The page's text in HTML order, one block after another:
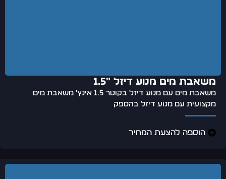
משאבת מים מנוע דיזל "1.5
משאבת מים עם מנוע דיזל בקוטר 1.5 אינץ' משאבת מים
מקצועית עם מנוע דיזל בהספק
הוספה להצעת המחיר